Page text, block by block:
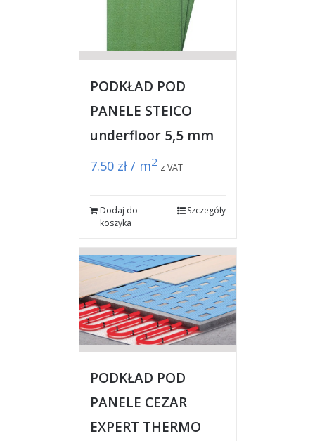
PODKŁAD POD
PANELE STEICO
underfloor 5,5 mm
7.50 zł / m2 z VAT
Dodaj do
koszyka
Szczegóły
PODKŁAD POD
PANELE CEZAR
EXPERT THERMO